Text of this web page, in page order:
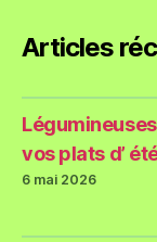
Articles
Légumineuses
vos plats d’
6 mai 2026